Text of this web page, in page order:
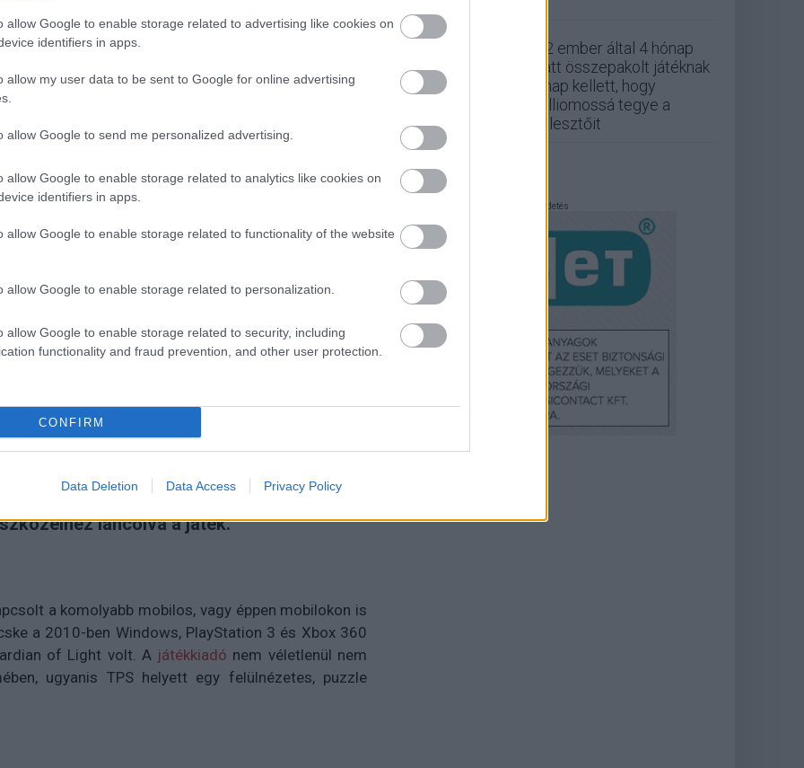
allow Google to enable storage related to advertising like cookies on
identifiers in apps.
allow my user data to be sent to Google for online advertising
allow Google to send me personalized advertising.
allow Google to enable storage related to analytics like cookies on
identifiers in apps.
allow Google to enable storage related to functionality of the website
allow Google to enable storage related to personalization.
allow Google to enable storage related to security, including
functionality and fraud prevention, and other user protection.
CONFIRM
Data Deletion Data Access Privacy Policy
a Lara Croft:
láncolva a játék.
a komolyabb mobilos, vagy éppen mobilokon is
a 2010-ben Windows, PlayStation 3 és Xbox 360
of Light volt. A játékkiadó nem véletlenül nem
ugyanis TPS helyett egy felülnézetes, puzzle
A 2 ember által 4 hónap
alatt összepakolt játéknak
7 nap kellett, hogy
milliomossá tegye a
fejlesztőit
Hirdetés